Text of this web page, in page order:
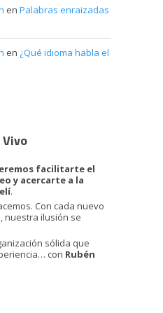
en Palabras enraizadas
en ¿Qué idioma habla el
facilitarte el
y acercarte a la
.
Con cada nuevo
nuestra ilusión se
sólida que
con Rubén